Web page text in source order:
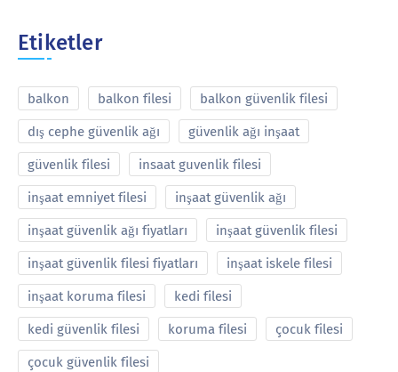
Etiketler
balkon balkon filesi balkon güvenlik filesi
dış cephe güvenlik ağı güvenlik ağı inşaat
güvenlik filesi insaat guvenlik filesi
inşaat emniyet filesi inşaat güvenlik ağı
inşaat güvenlik ağı fiyatları inşaat güvenlik filesi
inşaat güvenlik filesi fiyatları inşaat iskele filesi
inşaat koruma filesi kedi filesi
kedi güvenlik filesi koruma filesi çocuk filesi
çocuk güvenlik filesi